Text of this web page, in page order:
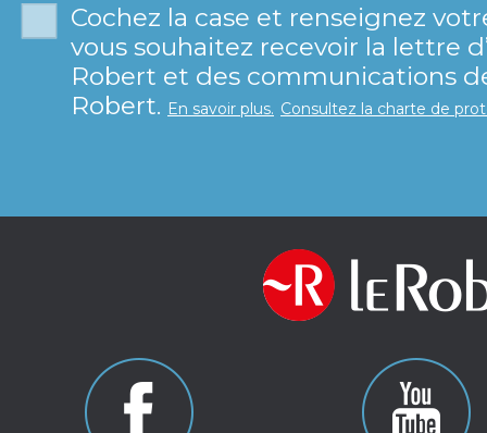
Cochez la case et renseignez
vous souhaitez recevoir la lettre
Robert et des communications
Robert. En savoir plus. Consultez la charte de